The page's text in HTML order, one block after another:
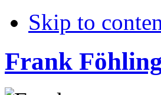
Skip to
Frank